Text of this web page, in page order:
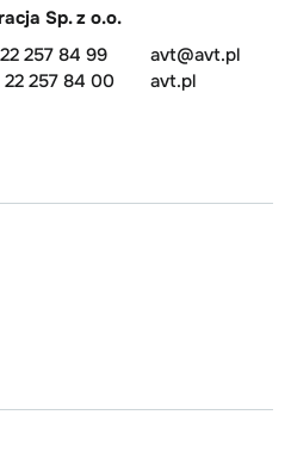
Sp. z o.o.
257 84 99
22 257 84 00
avt@avt.pl
avt.pl